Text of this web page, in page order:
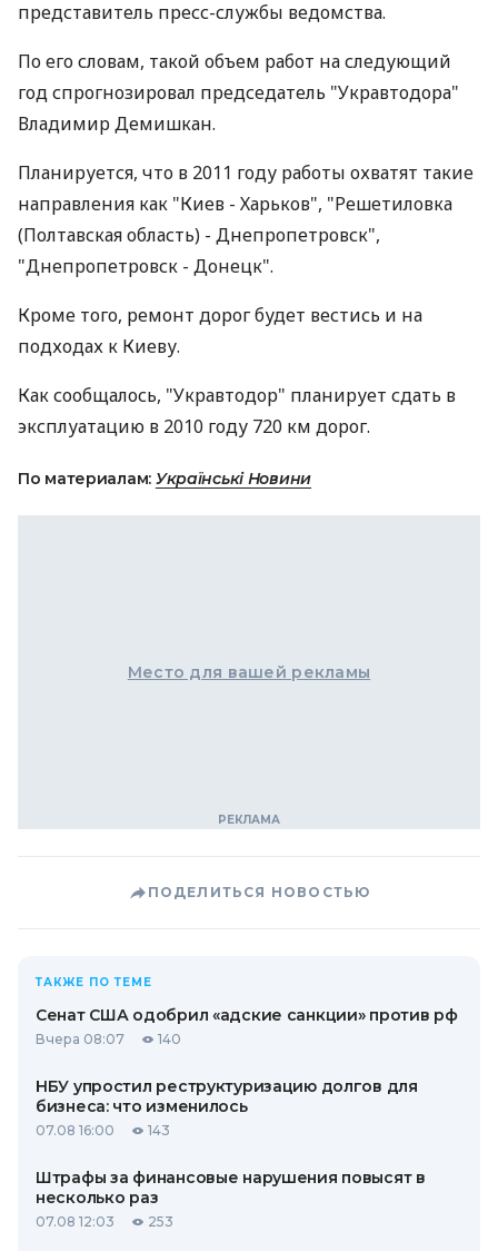
представитель пресс-службы ведомства.
По его словам, такой объем работ на следующий
год спрогнозировал председатель "Укравтодора"
Владимир Демишкан.
Планируется, что в 2011 году работы охватят такие
направления как "Киев - Харьков", "Решетиловка
(Полтавская область) - Днепропетровск",
"Днепропетровск - Донецк".
Кроме того, ремонт дорог будет вестись и на
подходах к Киеву.
Как сообщалось, "Укравтодор" планирует сдать в
эксплуатацию в 2010 году 720 км дорог.
По материалам: Українські Новини
Место для вашей рекламы
ПОДЕЛИТЬСЯ НОВОСТЬЮ
ТАКЖЕ ПО ТЕМЕ
Сенат США одобрил «адские санкции» против рф
Вчера 08:07 140
НБУ упростил реструктуризацию долгов для
бизнеса: что изменилось
07.08 16:00 143
Штрафы за финансовые нарушения повысят в
несколько раз
07.08 12:03 253